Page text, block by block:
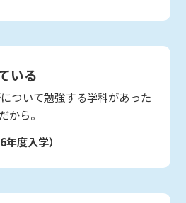
いる
ついて勉強する学科があった
から。
年度入学）